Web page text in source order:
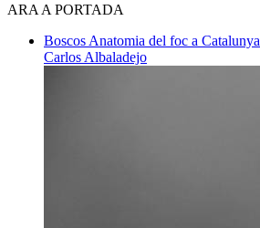
ARA A PORTADA
Boscos Anatomia del foc a Catalunya
Carlos Albaladejo